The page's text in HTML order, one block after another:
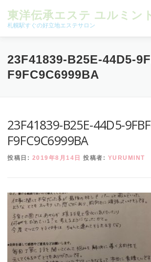
東洋伝承エステ ユルミン
札幌駅すぐの好立地エステサロン
初回限定お試しコース（ご新規様限定）
オンラインメニュー アクセス よ
23F41839-B25E-44D5-
F9FC9C6999BA
23F41839-B25E-44D5-
F9FC9C6999BA
投稿日: 2019年8月14日 投稿者: YURUMINT